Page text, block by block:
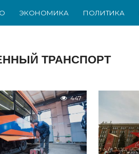
ЭКОНОМИКА ПОЛИТИКА
ТРАНСПОРТ
447